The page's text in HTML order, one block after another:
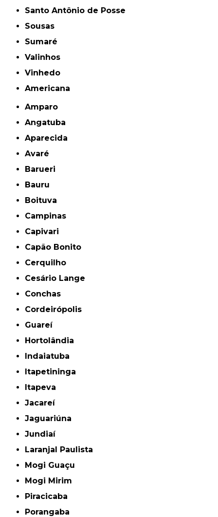
Santo Antônio de Posse
Sousas
Sumaré
Valinhos
Vinhedo
americana
Amparo
Angatuba
Aparecida
Avaré
Barueri
Bauru
Boituva
Campinas
Capivari
Capão Bonito
Cerquilho
Cesário Lange
Conchas
Cordeirópolis
Guareí
Hortolândia
Indaiatuba
Itapetininga
Itapeva
Jacareí
Jaguariúna
Jundiaí
Laranjal Paulista
Mogi Guaçu
Mogi Mirim
Piracicaba
Porangaba